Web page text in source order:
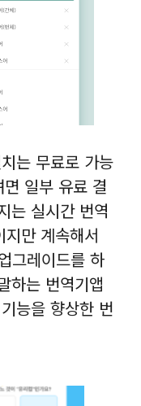
는 무료로 가능
일부 유료 결
는 실시간 번역
만 계속해서
그레이드를 하
하는 번역기앱
능을 향상한 번